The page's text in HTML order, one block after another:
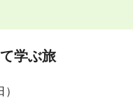
学ぶ旅